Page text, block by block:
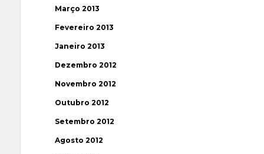
Março 2013
Fevereiro 2013
Janeiro 2013
Dezembro 2012
Novembro 2012
Outubro 2012
Setembro 2012
Agosto 2012